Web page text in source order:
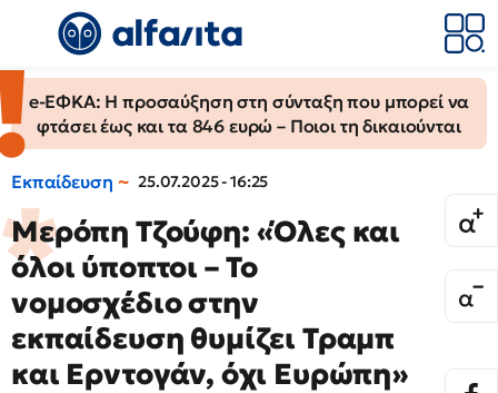
e-ΕΦΚΑ: Η προσαύξηση στη σύνταξη που μπορεί να
φτάσει έως και τα 846 ευρώ – Ποιοι τη δικαιούνται
Εκπαίδευση 25.07.2025 - 16:25
Μερόπη Τζούφη: «Όλες και
όλοι ύποπτοι – Το
νομοσχέδιο στην
εκπαίδευση θυμίζει Τραμπ
και Ερντογάν, όχι Ευρώπη»